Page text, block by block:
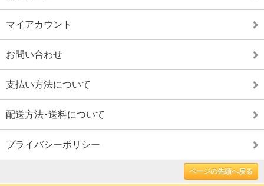
マイアカウント
お問い合わせ
支払い方法について
配送方法･送料について
プライバシーポリシー
ページの先頭へ戻る